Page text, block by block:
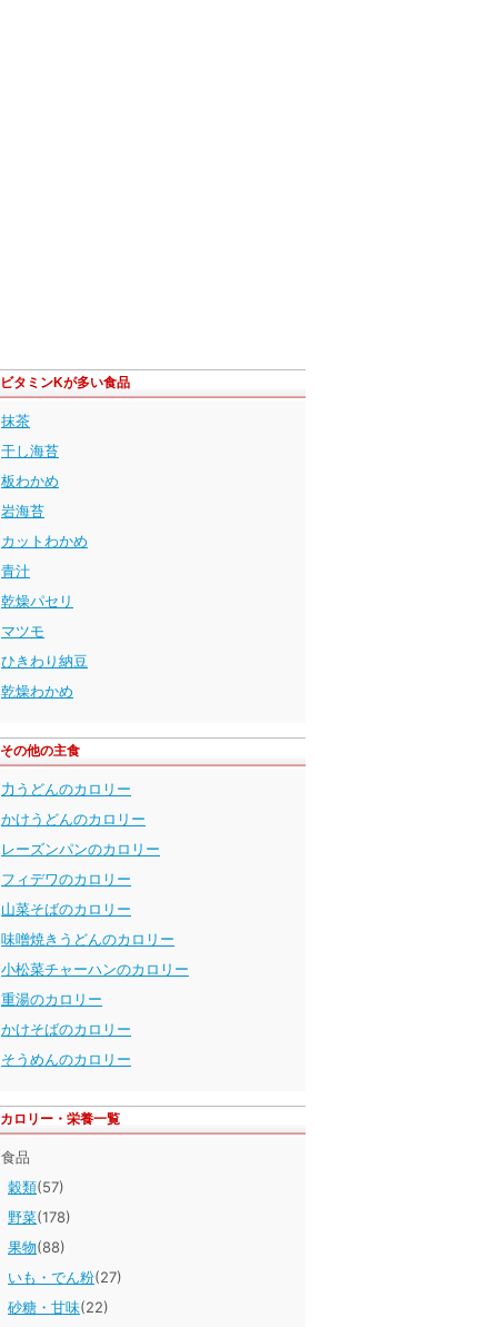
ビタミンKが多い食品
抹茶
干し海苔
板わかめ
岩海苔
カットわかめ
青汁
乾燥パセリ
マツモ
ひきわり納豆
乾燥わかめ
その他の主食
力うどんのカロリー
かけうどんのカロリー
レーズンパンのカロリー
フィデワのカロリー
山菜そばのカロリー
味噌焼きうどんのカロリー
小松菜チャーハンのカロリー
重湯のカロリー
かけそばのカロリー
そうめんのカロリー
カロリー・栄養一覧
食品
穀類(57)
野菜(178)
果物(88)
いも・でん粉(27)
砂糖・甘味(22)